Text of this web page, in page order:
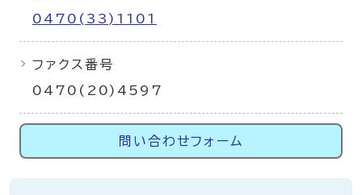
0470(33)1101
ファクス番号
0470(20)4597
問い合わせフォーム